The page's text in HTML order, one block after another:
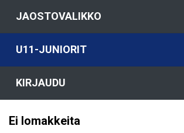
JAOSTOVALIKKO
U11-JUNIORIT
KIRJAUDU
Ei lomakkeita